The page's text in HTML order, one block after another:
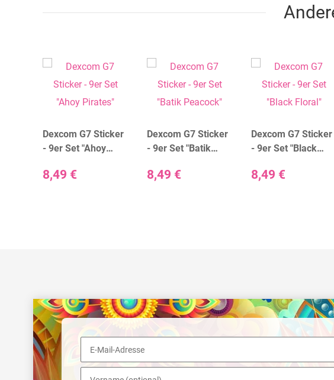
Dexcom G7 Sticker
- 9er Set "Ahoy
8,49 €
Dexcom G7 Sticker
- 9er Set "Batik
8,49 €
Dexcom G7 Sticker
- 9er Set "Black
8,49 €